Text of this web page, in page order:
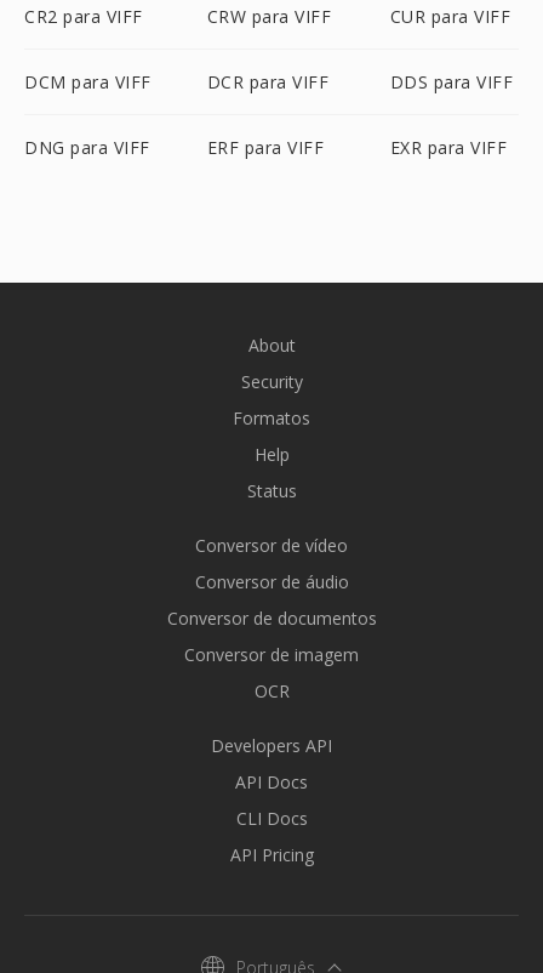
CR2 para VIFF CRW para VIFF CUR para VIFF
DCM para VIFF DCR para VIFF DDS para VIFF
DNG para VIFF ERF para VIFF EXR para VIFF
About
Security
Formatos
Help
Status
Conversor de vídeo
Conversor de áudio
Conversor de documentos
Conversor de imagem
OCR
Developers API
API Docs
CLI Docs
API Pricing
Português